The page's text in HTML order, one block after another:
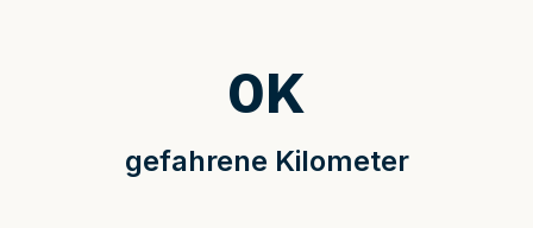
gefahrene Kilometer
0K